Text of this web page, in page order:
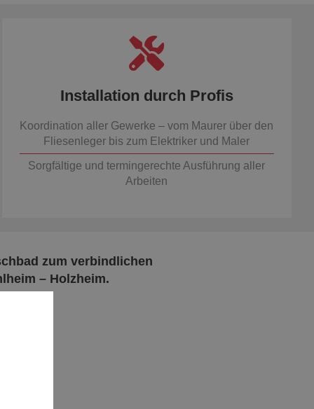
Installation durch Profis
Koordination aller Gewerke – vom Maurer über den
Fliesenleger bis zum Elektriker und Maler
Sorgfältige und termingerechte Ausführung aller
Arbeiten
zum verbindlichen
– Holzheim.